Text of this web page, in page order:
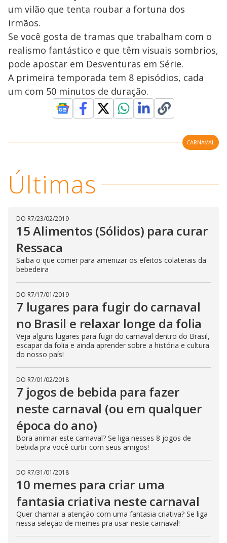
um vilão que tenta roubar a fortuna dos
irmãos.
Se você gosta de tramas que trabalham com o
realismo fantástico e que têm visuais sombrios,
pode apostar em Desventuras em Série.
A primeira temporada tem 8 episódios, cada
um com 50 minutos de duração.
CARNAVAL
Últimas
DO R7/23/02/2019
15 Alimentos (Sólidos) para curar
Ressaca
Saiba o que comer para amenizar os efeitos colaterais da
bebedeira
DO R7/17/01/2019
7 lugares para fugir do carnaval
no Brasil e relaxar longe da folia
Veja alguns lugares para fugir do carnaval dentro do Brasil,
escapar da folia e ainda aprender sobre a história e cultura
do nosso país!
DO R7/01/02/2018
7 jogos de bebida para fazer
neste carnaval (ou em qualquer
época do ano)
Bora animar este carnaval? Se liga nesses 8 jogos de
bebida pra você curtir com seus amigos!
DO R7/31/01/2018
10 memes para criar uma
fantasia criativa neste carnaval
Quer chamar a atenção com uma fantasia criativa? Se liga
nessa seleção de memes pra usar neste carnaval!